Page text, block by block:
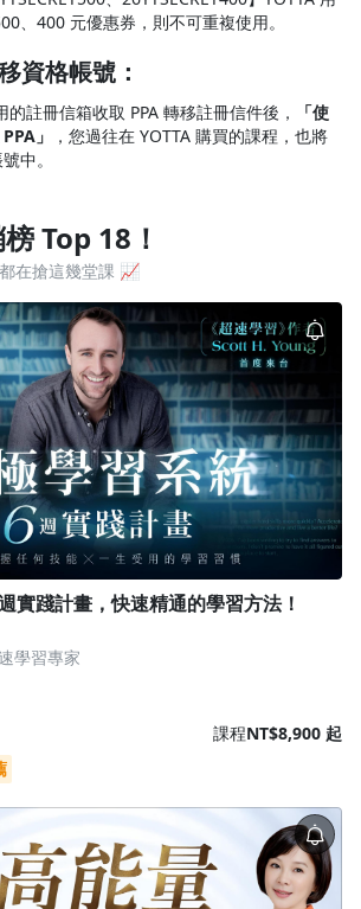
、400 元優惠券，則不可重複使用。
資格帳號：
的註冊信箱收取 PPA 轉移註冊信件後，
「使
」
，您過往在 YOTTA 購買的課程，也將
中。
Top 18！
在搶這幾堂課 📈
實踐計畫，快速精通的學習方法！
學習專家
課程NT$8,900 起